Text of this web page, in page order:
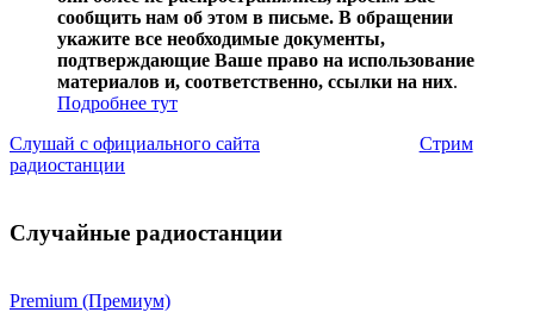
сообщить нам об этом в письме. В обращении
укажите все необходимые документы,
подтверждающие Ваше право на использование
материалов и, соответственно, ссылки на них.
Подробнее тут
Слушай с официального сайта
Стрим
радиостанции
Случайные радиостанции
Premium (Премиум)